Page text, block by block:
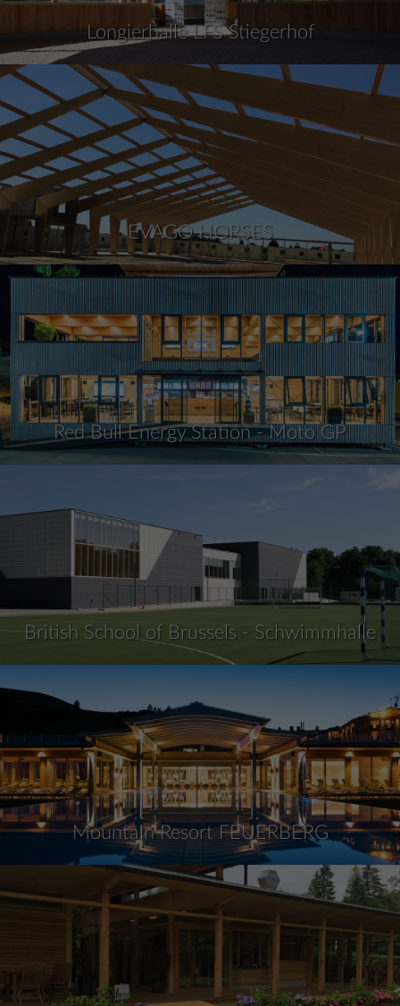
Longierhalle LFS Stiegerhof
EVAGO HORSES
Red Bull Energy Station - Moto GP
British School of Brussels - Schwimmhalle
Mountain Resort FEUERBERG